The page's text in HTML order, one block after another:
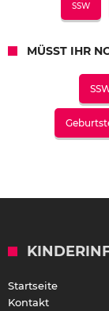
SSW
MÜSST IHR
Startseite
Kontakt